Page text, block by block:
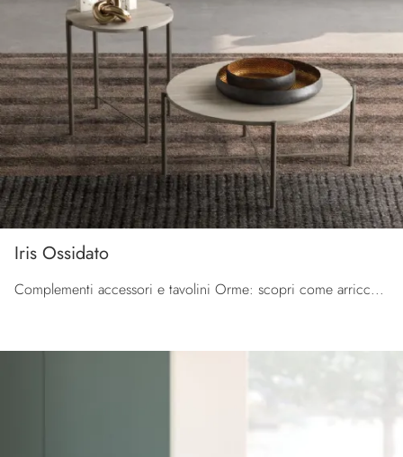
Iris Ossidato
Complementi accessori e tavolini Orme: scopri come arricchire i tuoi interni moderni con il modello Iris Ossidato.